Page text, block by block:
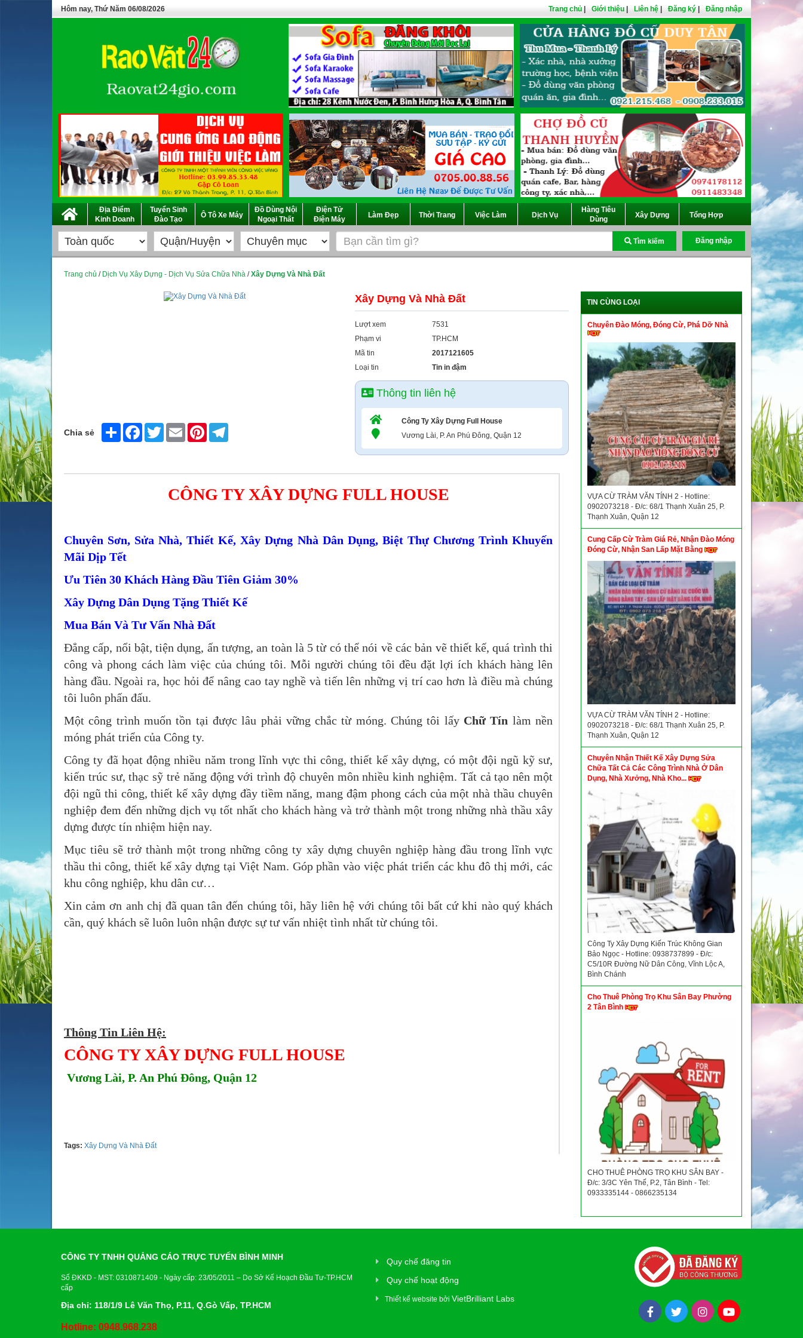
Hôm nay, Thứ Năm 06/08/2026 Trang chủ Giới thiệu Liên hệ Đăng ký Đăng nhập
Địa Điểm
Kinh Doanh
Tuyển Sinh
Đào Tạo
Ô Tô Xe Máy
Đồ Dùng Nội
Ngoại Thất
Điện Tử
Điện Máy
Làm Đẹp Thời Trang Việc Làm Dịch Vụ
Hàng Tiêu
Dùng
Xây Dựng Tổng Hợp
Tìm kiếm Đăng nhập
Trang chủ / Dịch Vụ Xây Dựng - Dịch Vụ Sửa Chữa Nhà /Xây Dựng Và Nhà Đất
Chia sẻ Share FacebookTwitter Email Pinterest
Xây Dựng Và Nhà Đất
Lượt xem
7531
Phạm vi
TP.HCM
Mã tin
2017121605
Loại tin
Tin in đậm
Thông tin liên hệ
Công Ty Xây Dựng Full House
Vương Lài, P. An Phú Đông, Quận 12
CÔNG TY XÂY DỰNG FULL HOUSE
Chuyên Sơn, Sửa Nhà, Thiết Kế, Xây Dựng Nhà Dân Dụng, Biệt Thự Chương Trình Khuyến
Mãi Dịp Tết
Ưu Tiên 30 Khách Hàng Đầu Tiên Giảm 30%
Xây Dựng Dân Dụng Tặng Thiết Kế
Mua Bán Và Tư Vấn Nhà Đất
Đẳng cấp, nổi bật, tiện dụng, ấn tượng, an toàn là 5 từ có thể nói về các bản vẽ thiết kế, quá trình thi
công và phong cách làm việc của chúng tôi. Mỗi người chúng tôi đều đặt lợi ích khách hàng lên
hàng đầu. Ngoài ra, học hỏi để nâng cao tay nghề và tiến lên những vị trí cao hơn là điều mà chúng
tôi luôn phấn đấu.
Một công trình muốn tồn tại được lâu phải vững chắc từ móng. Chúng tôi lấy Chữ Tín làm nền
móng phát triển của Công ty.
Công ty đã họat động nhiều năm trong lĩnh vực thi công, thiết kế xây dựng, có một đội ngũ kỹ sư,
kiến trúc sư, thạc sỹ trẻ năng động với trình độ chuyên môn nhiều kinh nghiệm. Tất cả tạo nên một
đội ngũ thi công, thiết kế xây dựng đầy tiềm năng, mang đậm phong cách của một nhà thầu chuyên
nghiệp đem đến những dịch vụ tốt nhất cho khách hàng và trở thành một trong những nhà thầu xây
dựng được tín nhiệm hiện nay.
Mục tiêu sẽ trở thành một trong những công ty xây dựng chuyên nghiệp hàng đầu trong lĩnh vực
thầu thi công, thiết kế xây dựng tại Việt Nam. Góp phần vào việc phát triển các khu đô thị mới, các
khu công nghiệp, khu dân cư…
Xin cảm ơn anh chị đã quan tân đến chúng tôi, hãy liên hệ với chúng tôi bất cứ khi nào quý khách
cần, quý khách sẽ luôn luôn nhận được sự tư vấn nhiệt tình nhất từ chúng tôi.
Thông Tin Liên Hệ:
CÔNG TY XÂY DỰNG FULL HOUSE
Vương Lài, P. An Phú Đông, Quận 12
Tags: Xây Dựng Và Nhà Đất
TIN CÙNG LOẠI
Chuyên Đào Móng, Đóng Cừ, Phá Dỡ Nhà
VỰA CỪ TRÀM VĂN TÍNH 2 - Hotline:
0902073218 - Đ/c: 68/1 Thạnh Xuân 25, P.
Thạnh Xuân, Quận 12
Cung Cấp Cừ Tràm Giá Rẻ, Nhận Đào Móng
Đóng Cừ, Nhận San Lấp Mặt Bằng
VỰA CỪ TRÀM VĂN TÍNH 2 - Hotline:
0902073218 - Đ/c: 68/1 Thạnh Xuân 25, P.
Thạnh Xuân, Quận 12
Chuyên Nhận Thiết Kế Xây Dựng Sửa
Chữa Tất Cả Các Công Trình Nhà Ở Dân
Dụng, Nhà Xưởng, Nhà Kho...
Công Ty Xây Dựng Kiến Trúc Không Gian
Bảo Ngọc - Hotline: 0938737899 - Đ/c:
C5/10R Đường Nữ Dân Công, Vĩnh Lộc A,
Bình Chánh
Cho Thuê Phòng Trọ Khu Sân Bay Phường
2 Tân Bình
CHO THUÊ PHÒNG TRỌ KHU SÂN BAY -
Đ/c: 3/3C Yên Thế, P.2, Tân Bình - Tel:
0933335144 - 0866235134
CÔNG TY TNHH QUẢNG CÁO TRỰC TUYẾN BÌNH MINH
Số ĐKKD - MST: 0310871409 - Ngày cấp: 23/05/2011 – Do Sở Kế Hoạch Đầu Tư-TP.HCM
cấp
Địa chỉ: 118/1/9 Lê Văn Thọ, P.11, Q.Gò Vấp, TP.HCM
Hotline: 0948.968.238
Quy chế đăng tin
Quy chế hoạt động
Thiết kế website bởi VietBrilliant Labs